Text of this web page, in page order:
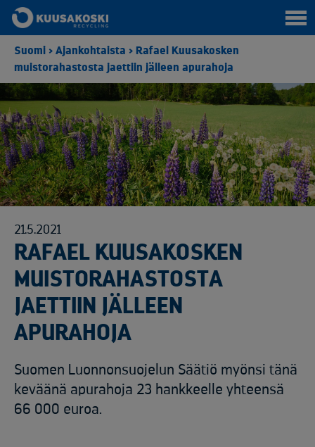
Suomi > Ajankohtaista > Rafael Kuusakosken
muistorahastosta jaettiin jälleen apurahoja
21.5.2021
RAFAEL KUUSAKOSKEN
MUISTORAHASTOSTA
JAETTIIN JÄLLEEN
APURAHOJA
Suomen Luonnonsuojelun Säätiö myönsi tänä
keväänä apurahoja 23 hankkeelle yhteensä
66 000 euroa.